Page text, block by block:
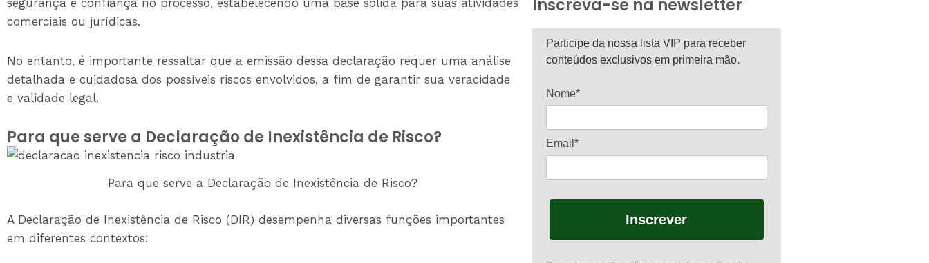
segurança e confiança no processo, estabelecendo uma base sólida para suas atividades
comerciais ou jurídicas.
No entanto, é importante ressaltar que a emissão dessa declaração requer uma análise
detalhada e cuidadosa dos possíveis riscos envolvidos, a fim de garantir sua veracidade
e validade legal.
Para que serve a Declaração de Inexistência de Risco?
Para que serve a Declaração de Inexistência de Risco?
A Declaração de Inexistência de Risco (DIR) desempenha diversas funções importantes
em diferentes contextos:
Inscreva-se na newsletter
Participe da nossa lista VIP para receber
conteúdos exclusivos em primeira mão.
Nome*
Email*
Inscrever